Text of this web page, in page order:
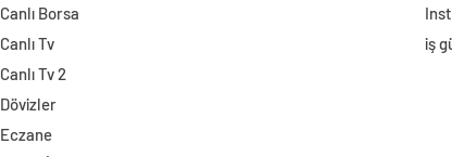
Canlı Borsa
Canlı Tv
Canlı Tv 2
Dövizler
Eczane
iş